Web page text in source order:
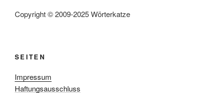
Copyright © 2009-2025 Wörterkatze
SEITEN
Impressum
Haftungsausschluss